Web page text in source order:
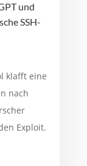
und
SSH-
klafft eine
nach
Exploit.